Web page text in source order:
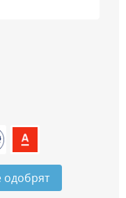
одобрят